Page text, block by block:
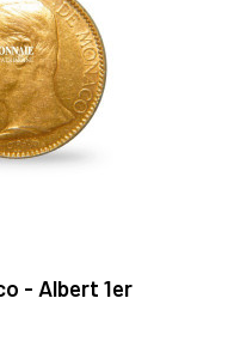
- Albert 1er